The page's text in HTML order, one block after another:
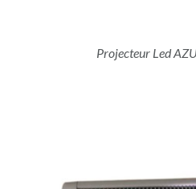
Projecteur Led